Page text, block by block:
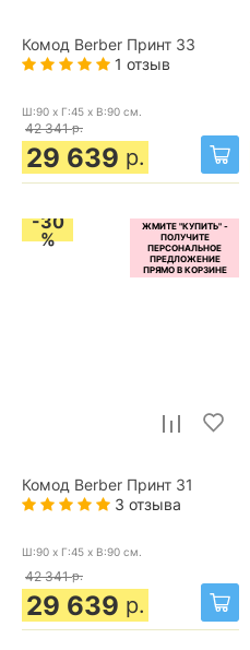
Комод Berber Принт 33
1 отзыв
Ш:90 x Г:45 x В:90 см.
42 341 р.
29 639 р.
-30
%
Комод Berber Принт 31
3 отзыва
Ш:90 x Г:45 x В:90 см.
42 341 р.
29 639 р.